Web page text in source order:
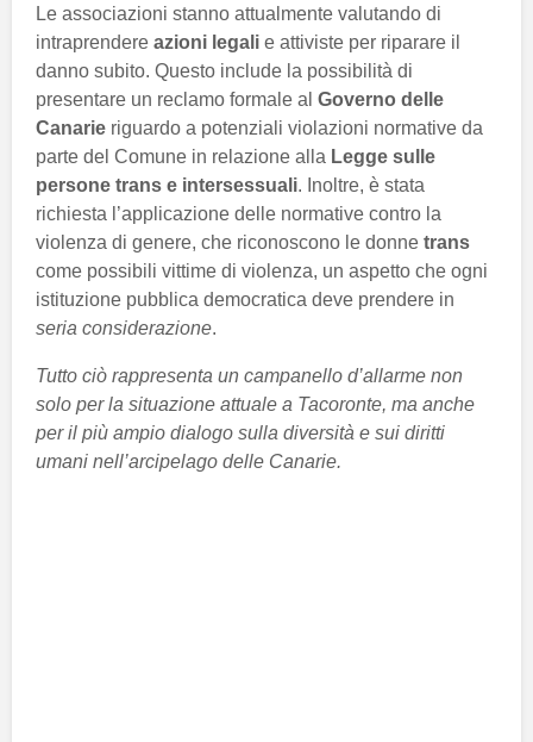
Le associazioni stanno attualmente valutando di
intraprendere azioni legali e attiviste per riparare il
danno subito. Questo include la possibilità di
presentare un reclamo formale al Governo delle
Canarie riguardo a potenziali violazioni normative da
parte del Comune in relazione alla Legge sulle
persone trans e intersessuali. Inoltre, è stata
richiesta l’applicazione delle normative contro la
violenza di genere, che riconoscono le donne trans
come possibili vittime di violenza, un aspetto che ogni
istituzione pubblica democratica deve prendere in
seria considerazione.
Tutto ciò rappresenta un campanello d’allarme non
solo per la situazione attuale a Tacoronte, ma anche
per il più ampio dialogo sulla diversità e sui diritti
umani nell’arcipelago delle Canarie.